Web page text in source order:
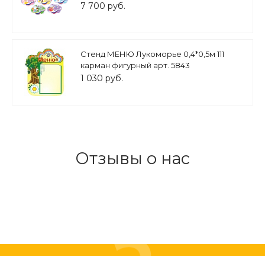
7 700 руб.
Стенд МЕНЮ Лукоморье 0,4*0,5м 111
карман фигурный арт. 5843
1 030 руб.
Отзывы о нас